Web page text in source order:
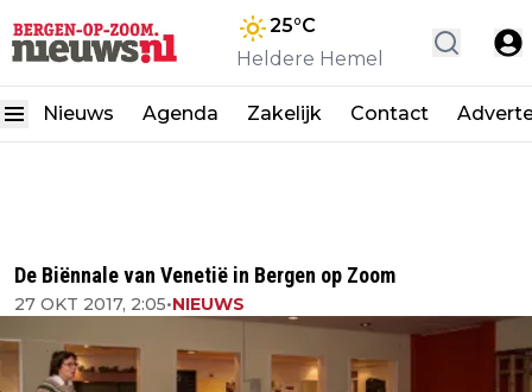
25°C
Heldere Hemel
Nieuws Agenda Zakelijk Contact
De Biënnale van Venetië in Bergen op Zoom
27 OKT 2017, 2:05•NIEUWS